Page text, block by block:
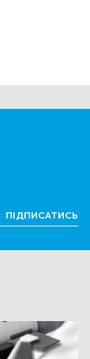
ПІДПИСАТИСЬ